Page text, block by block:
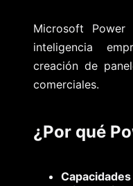
Microsoft
inteligencia
creación de
comerciales.
¿Por qué